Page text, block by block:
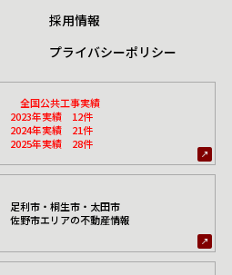
採用情報
プライバシーポリシー
全国公共工事実績
2023年実績 12件
2024年実績 21件
2025年実績 28件
足利市・桐生市・太田市
佐野市エリアの不動産情報